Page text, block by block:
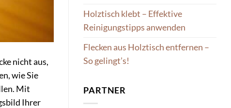
nicht aus,
wie Sie
Mit
Ihrer
Holztisch klebt – Effektive
Reinigungstipps anwenden
Flecken aus Holztisch entfernen –
So gelingt’s!
PARTNER